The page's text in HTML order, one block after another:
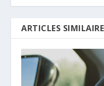
ARTICLES